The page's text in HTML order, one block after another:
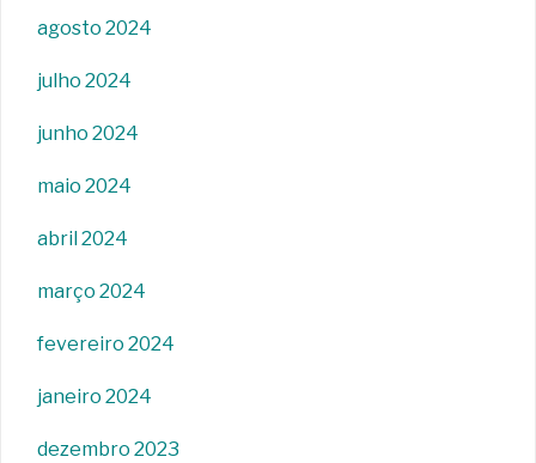
agosto 2024
julho 2024
junho 2024
maio 2024
abril 2024
março 2024
fevereiro 2024
janeiro 2024
dezembro 2023